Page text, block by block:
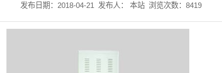
发布日期：2018-04-21 发布人： 本站 浏览次数：8419